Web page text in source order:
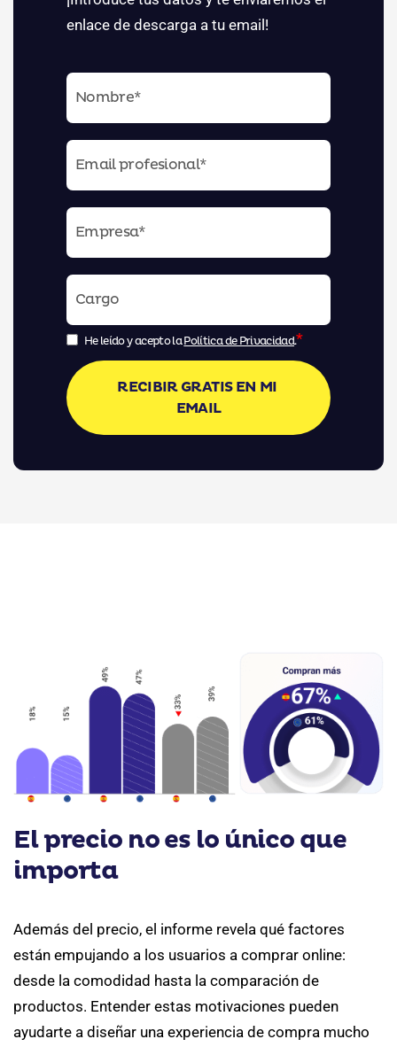
enlace de descarga a tu email!
He leído y acepto laPolítica de Privacidad.*
El precio no es lo único que
importa
Además del precio, el informe revela qué factores
están empujando a los usuarios a comprar online:
desde la comodidad hasta la comparación de
productos. Entender estas motivaciones pueden
ayudarte a diseñar una experiencia de compra mucho